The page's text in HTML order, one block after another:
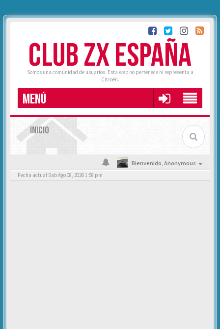
CLUB ZX ESPAÑA
Somos una comunidad de usuarios. Esta web no pertenece ni representa a
Citroën.
MENÚ
INICIO
Bienvenido,Anonymous
Fecha actual Sab Ago 08, 2026 1:58 pm